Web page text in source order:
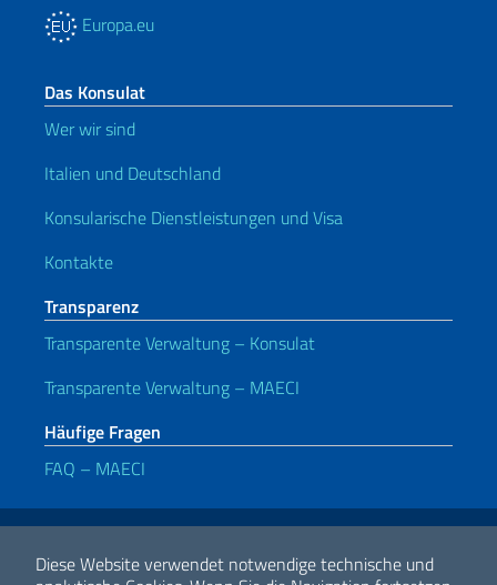
Diese Website verwendet notwendige technische und
Europa.eu
Das Konsulat
Wer wir sind
Italien und Deutschland
Konsularische Dienstleistungen und Visa
Kontakte
Transparenz
Transparente Verwaltung – Konsulat
Transparente Verwaltung – MAECI
Häufige Fragen
FAQ – MAECI
Nützliche Links